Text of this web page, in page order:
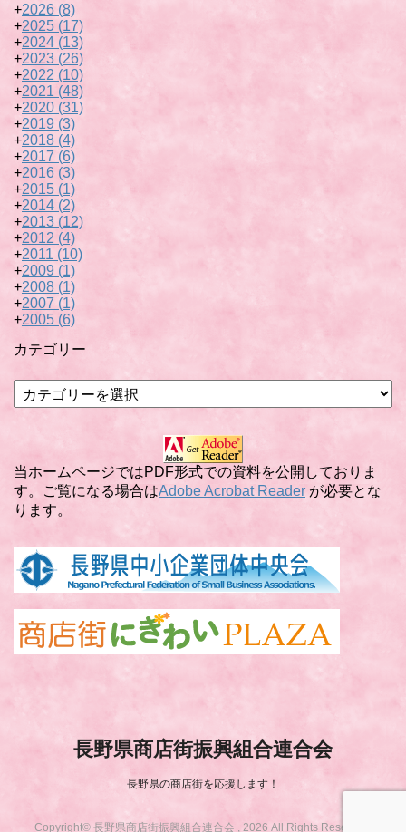
+2026 (8)
+2025 (17)
+2024 (13)
+2023 (26)
+2022 (10)
+2021 (48)
+2020 (31)
+2019 (3)
+2018 (4)
+2017 (6)
+2016 (3)
+2015 (1)
+2014 (2)
+2013 (12)
+2012 (4)
+2011 (10)
+2009 (1)
+2008 (1)
+2007 (1)
+2005 (6)
カテゴリー
テ
ー
当ホームページではPDF形式での資料を公開しておりま
す。ご覧になる場合はAdobe Acrobat Reader が必要とな
ります。
長野県商店街振興組合連合会
長野県の商店街を応援します！
Copyright© 長野県商店街振興組合連合会 , 2026 All Rights Reserved.